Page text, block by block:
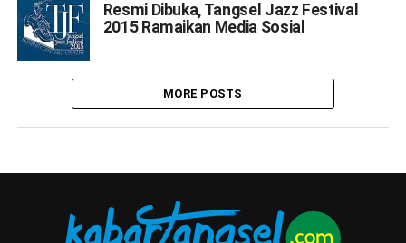
Resmi Dibuka, Tangsel Jazz Festival
2015 Ramaikan Media Sosial
MORE POSTS